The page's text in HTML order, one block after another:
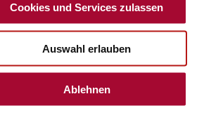
Cookies und Services zulassen
Auswahl erlauben
Ablehnen